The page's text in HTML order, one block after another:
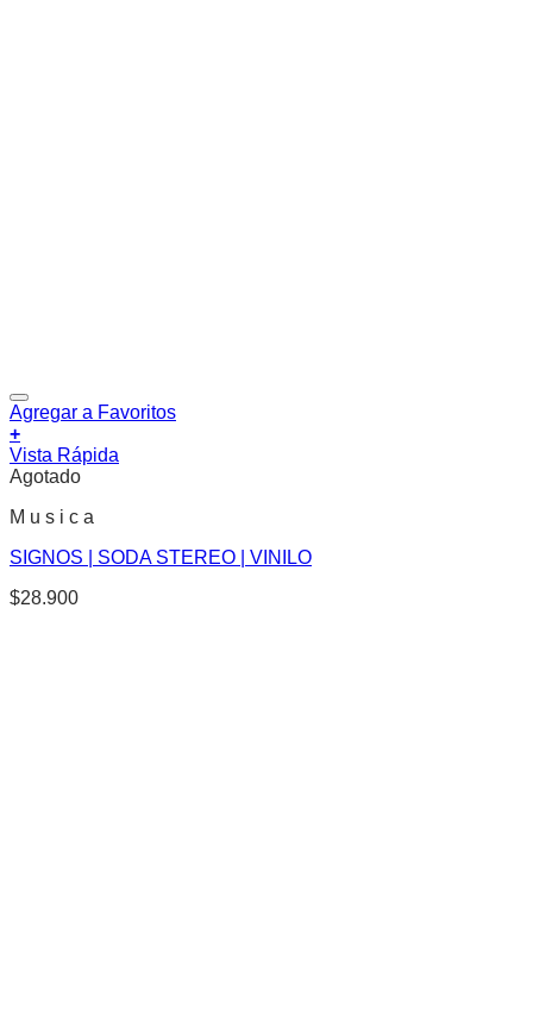
Agregar a Favoritos
+
Vista Rápida
Agotado
M u s i c a
SIGNOS | SODA STEREO | VINILO
$28.900